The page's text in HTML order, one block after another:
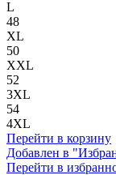
L
48
XL
50
XXL
52
3XL
54
4XL
Перейти в корзину
Добавлен в
Перейти в